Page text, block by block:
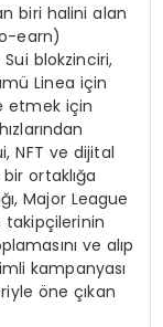
biri halini alan
earn)
blokzinciri,
Linea için
etmek için
NFT ve dijital
ortaklığa
Major League
takipçilerinin
ve alıp
kampanyası
öne çıkan